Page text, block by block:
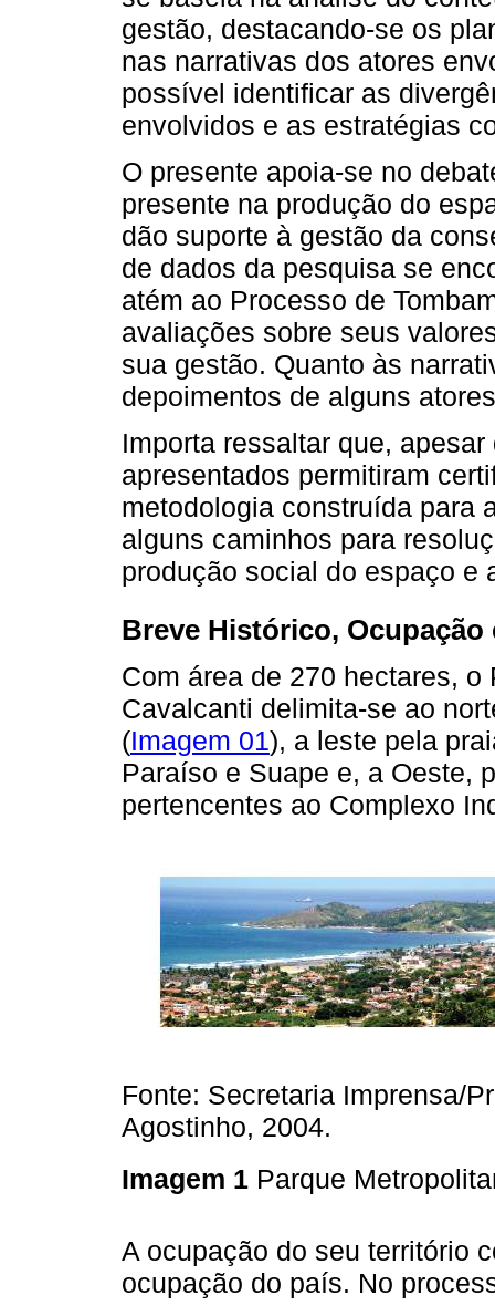
gestão, destacando-se os
nas narrativas dos atores
possível identificar as
envolvidos e as estratégias
O presente apoia-se no
presente na produção do
dão suporte à gestão da
de dados da pesquisa se
atém ao Processo de
avaliações sobre seus
sua gestão. Quanto às
depoimentos de alguns
Importa ressaltar que,
apresentados permitiram
metodologia construída para
alguns caminhos para
produção social do espaço e
Breve Histórico,
Com área de 270 hectares,
Cavalcanti delimita-se ao
(Imagem 01), a leste pela
Paraíso e Suape e, a Oeste,
pertencentes ao Complexo
Fonte: Secretaria Imprensa/
Agostinho, 2004.
Imagem 1 Parque
A ocupação do seu território
ocupação do país. No